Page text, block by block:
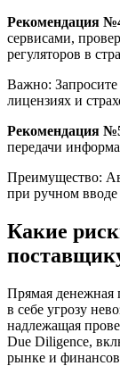
Рекомендация
сервисами,
регуляторов в
Важно:
лицензиях и
Рекомендация
передачи
Преимущество:
при ручном вводе
Какие
Прямая денежная
в себе угрозу
надлежащая
Due Diligence,
рынке и